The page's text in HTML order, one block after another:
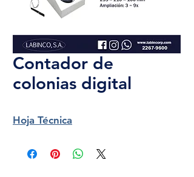
Contador de
colonias digital
Hoja Técnica